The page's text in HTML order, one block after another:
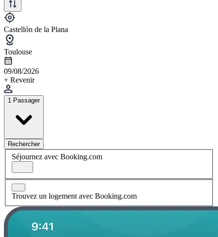
Castellón de la Plana
Toulouse
09/08/2026
+ Revenir
1 Passager
Rechercher
Séjournez avec Booking.com
Trouvez un logement avec Booking.com